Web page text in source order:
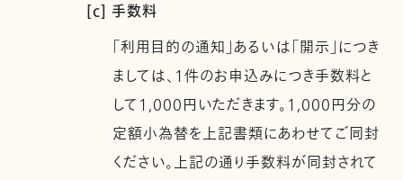
[c] 手数料
「利用目的の通知」あるいは「開示」につき
ましては、1件のお申込みにつき手数料と
して1,000円いただきます。1,000円分の
定額小為替を上記書類にあわせてご同封
ください。上記の通り手数料が同封されて